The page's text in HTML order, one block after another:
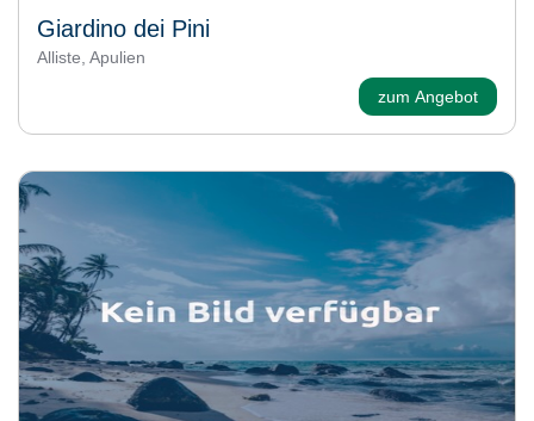
Giardino dei Pini
Alliste, Apulien
zum Angebot